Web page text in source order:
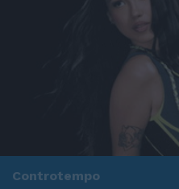
Controtempo